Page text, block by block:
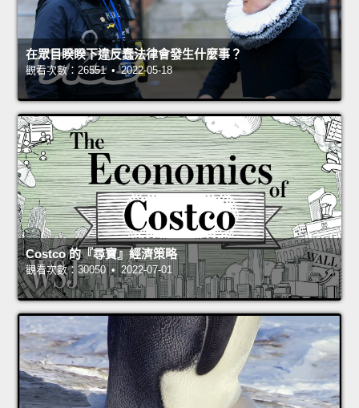
在眾目睽睽下違反蠢法律會發生什麼事？
觀看次數：26551 • 2022-05-18
Costco 的『尋寶』經濟策略
觀看次數：30050 • 2022-07-01